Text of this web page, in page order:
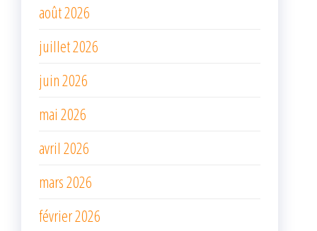
août 2026
juillet 2026
juin 2026
mai 2026
avril 2026
mars 2026
février 2026